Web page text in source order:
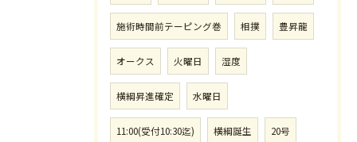
施術時間前テーピング巻 相撲 豊昇龍
オークス 火曜日 湿度
横綱昇進確定 水曜日
11:00(受付10:30迄) 横綱誕生 20号